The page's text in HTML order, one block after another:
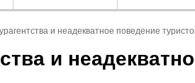
и неадекватное поведение
и